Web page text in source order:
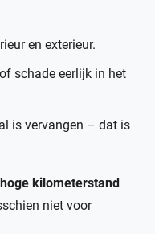
en exterieur.
schade eerlijk in het
is vervangen – dat is
kilometerstand
niet voor